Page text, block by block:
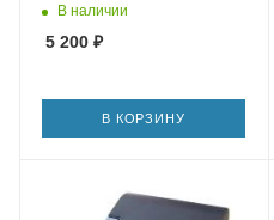
В наличии
5 200 ₽
В КОРЗИНУ